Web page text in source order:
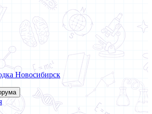
Новосибирск